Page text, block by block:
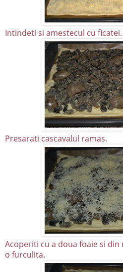
Intindeti si amestecul cu ficatei.
Presarati cascavalul ramas.
Acoperiti cu a doua foaie si
o furculita.